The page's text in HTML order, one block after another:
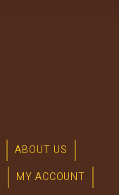
ABOUT US
MY ACCOUNT